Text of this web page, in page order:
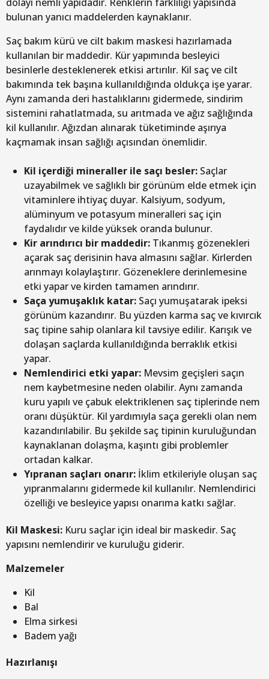
bulunan yanıcı maddelerden kaynaklanır.
Saç bakım kürü ve cilt bakım maskesi hazırlamada
kullanılan bir maddedir. Kür yapımında besleyici
besinlerle desteklenerek etkisi artırılır. Kil saç ve cilt
bakımında tek başına kullanıldığında oldukça işe yarar.
Aynı zamanda deri hastalıklarını gidermede, sindirim
sistemini rahatlatmada, su arıtmada ve ağız sağlığında
kil kullanılır. Ağızdan alınarak tüketiminde aşırıya
kaçmamak insan sağlığı açısından önemlidir.
Kil içerdiği mineraller ile saçı besler: Saçlar
uzayabilmek ve sağlıklı bir görünüm elde etmek için
vitaminlere ihtiyaç duyar. Kalsiyum, sodyum,
alüminyum ve potasyum mineralleri saç için
faydalıdır ve kilde yüksek oranda bulunur.
Kir arındırıcı bir maddedir: Tıkanmış gözenekleri
açarak saç derisinin hava almasını sağlar. Kirlerden
arınmayı kolaylaştırır. Gözeneklere derinlemesine
etki yapar ve kirden tamamen arındırır.
Saça yumuşaklık katar: Saçı yumuşatarak ipeksi
görünüm kazandırır. Bu yüzden karma saç ve kıvırcık
saç tipine sahip olanlara kil tavsiye edilir. Karışık ve
dolaşan saçlarda kullanıldığında berraklık etkisi
yapar.
Nemlendirici etki yapar: Mevsim geçişleri saçın
nem kaybetmesine neden olabilir. Aynı zamanda
kuru yapılı ve çabuk elektriklenen saç tiplerinde nem
oranı düşüktür. Kil yardımıyla saça gerekli olan nem
kazandırılabilir. Bu şekilde saç tipinin kuruluğundan
kaynaklanan dolaşma, kaşıntı gibi problemler
ortadan kalkar.
Yıpranan saçları onarır: İklim etkileriyle oluşan saç
yıpranmalarını gidermede kil kullanılır. Nemlendirici
özelliği ve besleyice yapısı onarıma katkı sağlar.
Kil Maskesi: Kuru saçlar için ideal bir maskedir. Saç
yapısını nemlendirir ve kuruluğu giderir.
Malzemeler
Kil
Bal
Elma sirkesi
Badem yağı
Hazırlanışı